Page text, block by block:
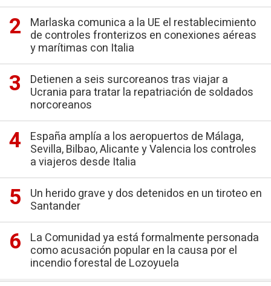
Marlaska comunica a la UE el restablecimiento
de controles fronterizos en conexiones aéreas
y marítimas con Italia
Detienen a seis surcoreanos tras viajar a
Ucrania para tratar la repatriación de soldados
norcoreanos
España amplía a los aeropuertos de Málaga,
Sevilla, Bilbao, Alicante y Valencia los controles
a viajeros desde Italia
Un herido grave y dos detenidos en un tiroteo en
Santander
La Comunidad ya está formalmente personada
como acusación popular en la causa por el
incendio forestal de Lozoyuela